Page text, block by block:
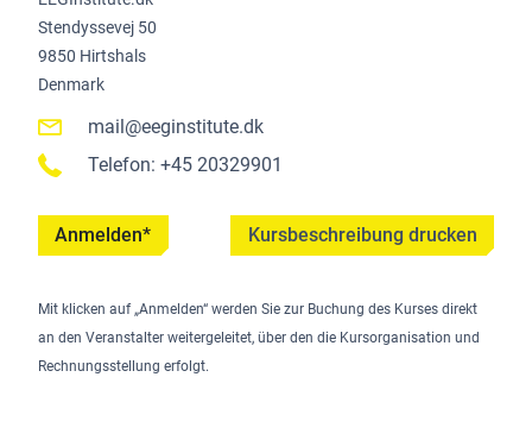
Stendyssevej 50
9850 Hirtshals
Denmark
mail@eeginstitute.dk
Telefon: +45 20329901
Anmelden* Kursbeschreibung drucken
Mit klicken auf „Anmelden“ werden Sie zur Buchung des Kurses direkt
an den Veranstalter weitergeleitet, über den die Kursorganisation und
Rechnungsstellung erfolgt.